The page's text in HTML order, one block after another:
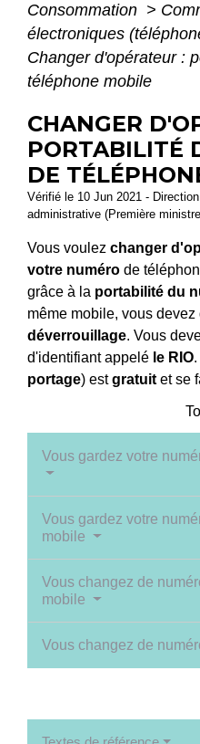
Consommation >
électroniques
Changer d'opérateur :
téléphone mobile
CHANGER
PORTABILITÉ
DE
Vérifié le 10 Jun 2021 -
administrative (Première
Vous voulez changer
votre numéro de
grâce à la portabilité du
même mobile, vous
déverrouillage. Vous
d'identifiant appelé le RIO
portage) estgratuit et se
Vous gardez votre
Vous gardez votre
mobile
Vous changez de
mobile
Vous changez de